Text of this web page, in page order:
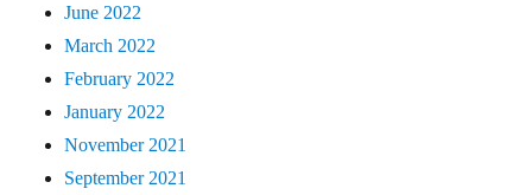
June 2022
March 2022
February 2022
January 2022
November 2021
September 2021